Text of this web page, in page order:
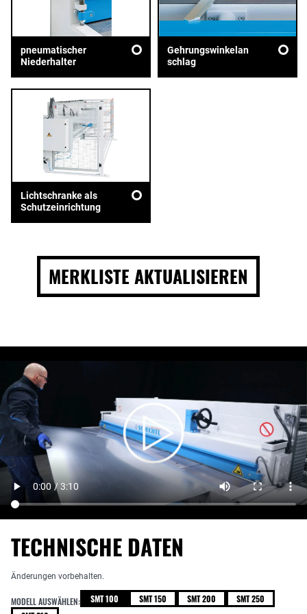
pneumatischer
Niederhalter
Gehrungswinkelan
schlag
Lichtschranke als
Schutzeinrichtung
MERKLISTE AKTUALISIEREN
TECHNISCHE DATEN
Änderungen vorbehalten.
MODELL AUSWÄHLEN: SMT 100 SMT 150 SMT 200
SMT 250